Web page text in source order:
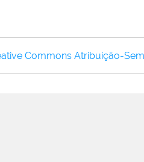
Commons Atribuição-